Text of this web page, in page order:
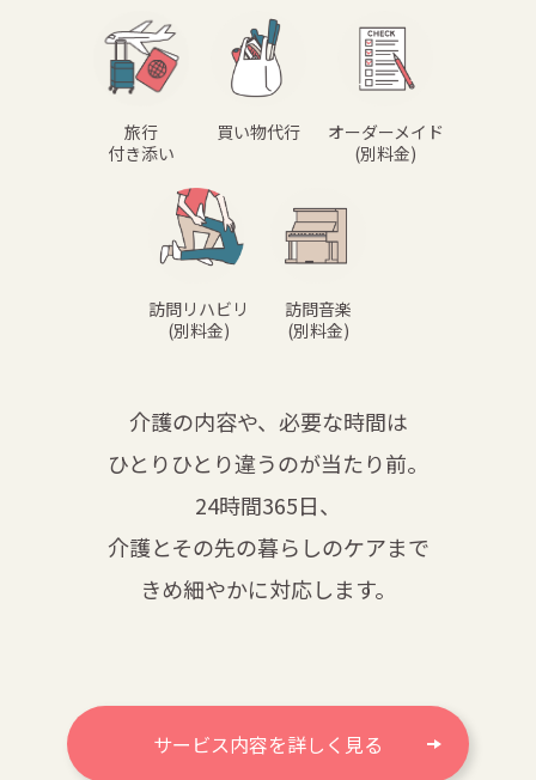
旅行
付き添い
買い物代行
オーダーメイド
(別料金)
訪問リハビリ
(別料金)
訪問音楽
(別料金)
介護の内容や、必要な時間は
ひとりひとり違うのが当たり前。
24時間365日、
介護とその先の暮らしのケアまで
きめ細やかに対応します。
サービス内容を詳しく見る